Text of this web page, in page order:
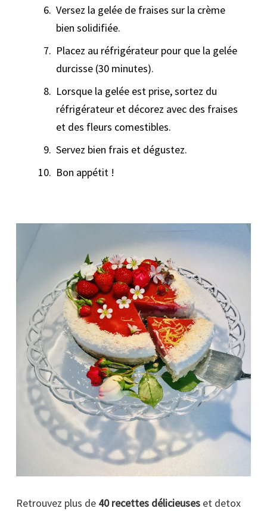
Versez la gelée de fraises sur la crème
bien solidifiée.
Placez au réfrigérateur pour que la gelée
durcisse (30 minutes).
Lorsque la gelée est prise, sortez du
réfrigérateur et décorez avec des fraises
et des fleurs comestibles.
Servez bien frais et dégustez.
Bon appétit !
Retrouvez plus de 40 recettes délicieuses et detox